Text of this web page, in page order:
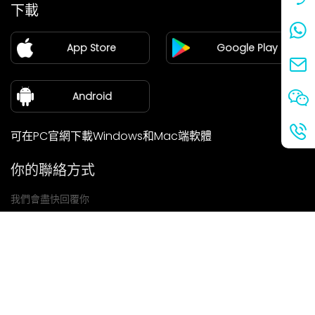
加盟
新聞中心
關於我們
下載
App Store Google Play
Android
可在PC官網下載Windows和Mac端軟體
你的聯絡方式
我們會盡快回覆你